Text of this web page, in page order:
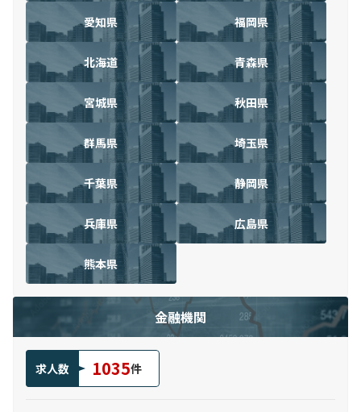
愛知県 福岡県
北海道 青森県
宮城県 秋田県
群馬県 埼玉県
千葉県 静岡県
兵庫県 広島県
熊本県
金融機関
求人数 1035件